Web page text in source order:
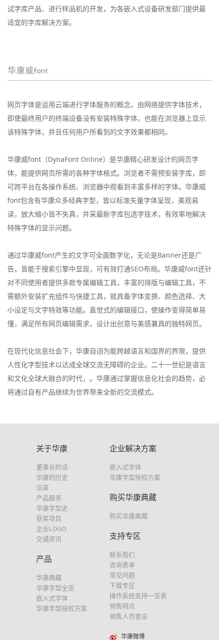
试字库产品、进行样品机的开发，为各嵌入式设备研发部门提供最
适宜的字库解决方案。
华康威font
网页字体是运用云端进行字体服务的概念。由网络提供字体技术，
即使最终用户的终端设备没有安装特殊字体，也能在浏览器上显示
该特殊字体，并且任何用户所看到的文字效果都相同。
华康威font（DynaFont Online）是华康精心研发设计的网页字
体，能提供网页所需的各种字体格式。浏览者不需预安装字库，即
可跨平台在各操作系统、浏览器中观看到丰富多样的字体。华康威
font包含有华康众多经典字型，皆以标准矢量字体呈现，美观易
读，放大缩小皆不失真，并采最新字库包选字技术，有效率地解决
特殊字体的显示问题。
通过华康威font产生的文字可全面数字化，无论是Banner还是广
告，皆能于搜索引擎中显现，可有效打通SEO布局。华康威font还针
对不同使用者提供多款专属编辑工具，丰富的排版与编辑工具，不
需额外安装扩充组件与快捷工具，就具备字体变换、颜色选择、大
小设定与文字特效等功能。直觉式的编辑接口，使操作变得简单易
懂，满足所有网页编辑需求，设计出创意与美感兼具的独特网页。
在现代化信息社会下，华康自诩为能跨越语言和国界的界限，提供
人性化字型技术以达成全球交流无障碍的企业。二十一世纪是语言
和文化全球大融合的时代，。华康通过掌握信息化社会的趋势，必
将通过自有产品继续为世界带来全新的交流模式。
关于华康
董事长的话
华康的历史
沿革
产品服务
华康字型史
获奖项目
企业LOGO
交通资讯
产品
华康典藏
华康字型全览
嵌入式字体
华康字型授权方案
企业解决方案
嵌入式字体
华康字型授权方案
购买华康典藏
购买华康典藏
支持专区
联系我们
咨询表单
常见问题
下载专区
操作系统支持一览表
销售网点
销售人员查证
华康微博